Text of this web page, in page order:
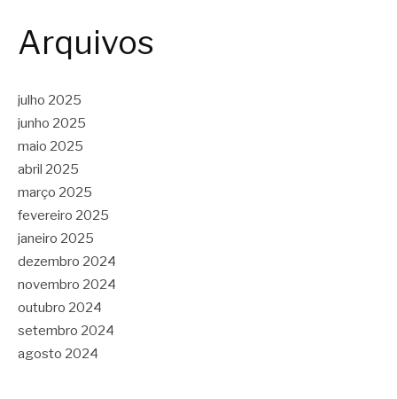
Arquivos
julho 2025
junho 2025
maio 2025
abril 2025
março 2025
fevereiro 2025
janeiro 2025
dezembro 2024
novembro 2024
outubro 2024
setembro 2024
agosto 2024